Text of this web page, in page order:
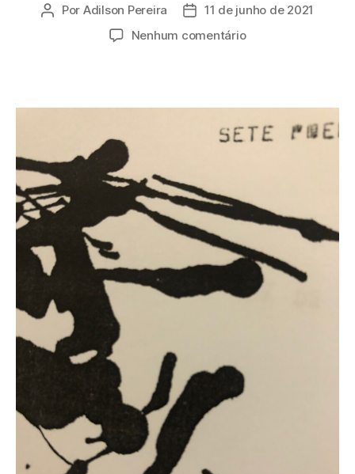
Autor
Por Adilson Pereira
Data11 de junho de 2021
Nenhum comentárioem
dói